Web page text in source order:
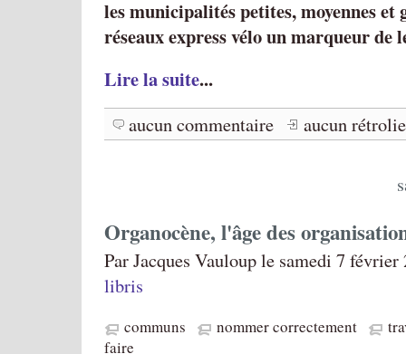
les municipalités petites, moyennes et
réseaux express vélo un marqueur
Lire la suite...
aucun commentaire aucun
Organocène, l'âge des
Par Jacques Vauloup le samedi 7
libris
communs nommer correctement
faire